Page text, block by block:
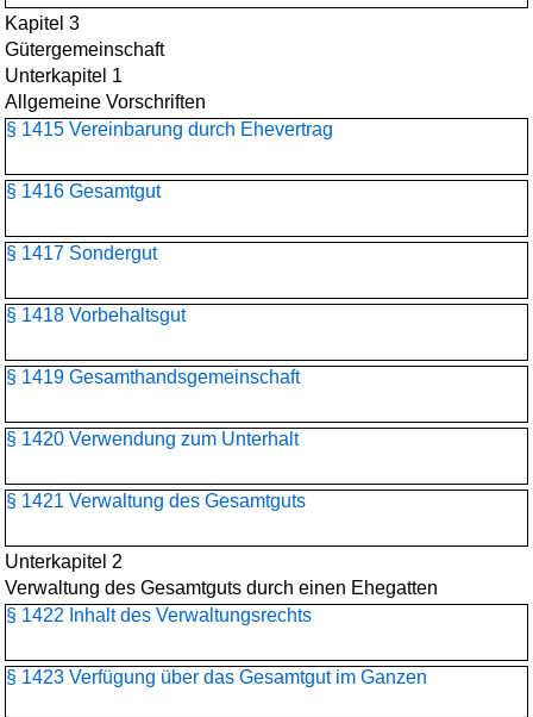
Kapitel 3
Gütergemeinschaft
Unterkapitel 1
Allgemeine Vorschriften
§ 1415 Vereinbarung durch Ehevertrag
§ 1416 Gesamtgut
§ 1417 Sondergut
§ 1418 Vorbehaltsgut
§ 1419 Gesamthandsgemeinschaft
§ 1420 Verwendung zum Unterhalt
§ 1421 Verwaltung des Gesamtguts
Unterkapitel 2
Verwaltung des Gesamtguts durch einen Ehegatten
§ 1422 Inhalt des Verwaltungsrechts
§ 1423 Verfügung über das Gesamtgut im Ganzen